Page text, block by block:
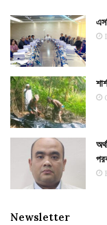
Newsletter